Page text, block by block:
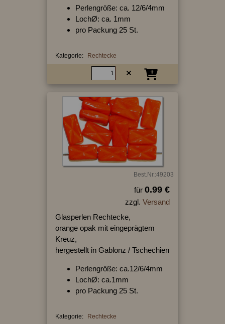
Perlengröße: ca. 12/6/4mm
LochØ: ca. 1mm
pro Packung 25 St.
Kategorie: Rechtecke
Best.Nr.:49203
für 0.99 €
zzgl. Versand
Glasperlen Rechtecke,
orange opak mit eingeprägtem
Kreuz,
hergestellt in Gablonz / Tschechien
Perlengröße: ca.12/6/4mm
LochØ: ca.1mm
pro Packung 25 St.
Kategorie: Rechtecke